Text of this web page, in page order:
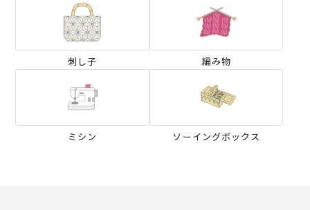
刺し子 編み物
ミシン ソーイングボックス